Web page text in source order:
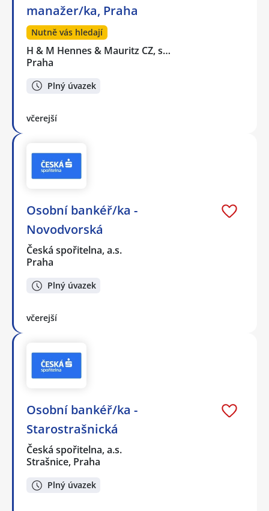
manažer/ka, Praha
Nutně vás hledají
H & M Hennes & Mauritz CZ, s…
Praha
Plný úvazek
včerejší
Osobní bankéř/ka -
Novodvorská
Česká spořitelna, a.s.
Praha
Plný úvazek
včerejší
Osobní bankéř/ka -
Starostrašnická
Česká spořitelna, a.s.
Strašnice, Praha
Plný úvazek